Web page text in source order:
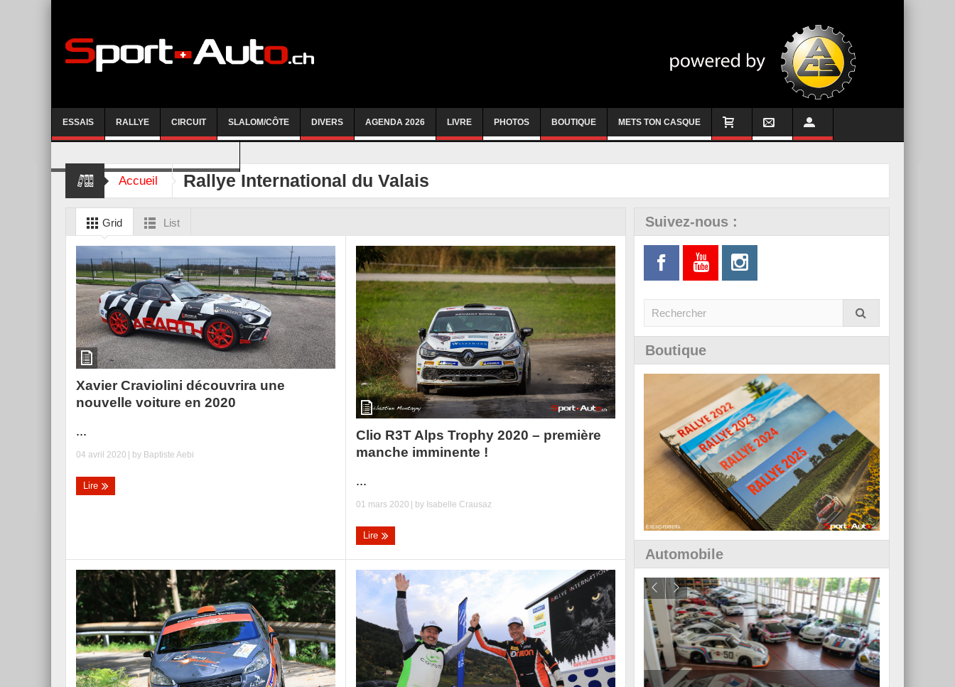
ESSAIS RALLYE CIRCUIT SLALOM/CÔTE DIVERS AGENDA 2026 LIVRE PHOTOS BOUTIQUE METS TON CASQUE
Accueil Rallye International du Valais
Grid List
Xavier Craviolini découvrira une
nouvelle voiture en 2020
...
04 avril 2020 | by Baptiste Aebi
Lire
Clio R3T Alps Trophy 2020 – première
manche imminente !
...
01 mars 2020 | by Isabelle Crausaz
Lire
Suivez-nous :
Boutique
Automobile